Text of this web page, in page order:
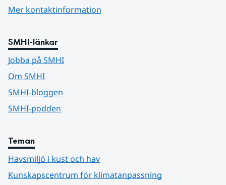
Mer kontaktinformation
SMHI-länkar
Jobba på SMHI
Om SMHI
SMHI-bloggen
SMHI-podden
Teman
Havsmiljö i kust och hav
Kunskapscentrum för klimatanpassning